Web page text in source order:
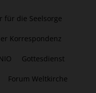
für die Seelsorge
Korrespondenz
Gottesdienst
Forum Weltkirche